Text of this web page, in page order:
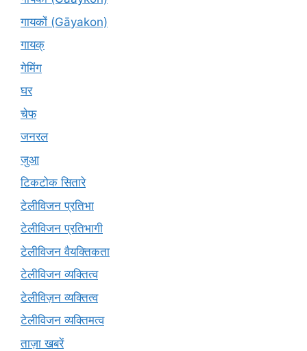
गायकों (Gāyakon)
गायक्
गेमिंग
घर
चेफ
जनरल
जुआ
टिकटोक सितारे
टेलीविजन प्रतिभा
टेलीविजन प्रतिभागी
टेलीविजन वैयक्तिकता
टेलीविजन व्यक्तित्व
टेलीविज़न व्यक्तित्व
टेलीविजन व्यक्तिमत्व
ताज़ा खबरें